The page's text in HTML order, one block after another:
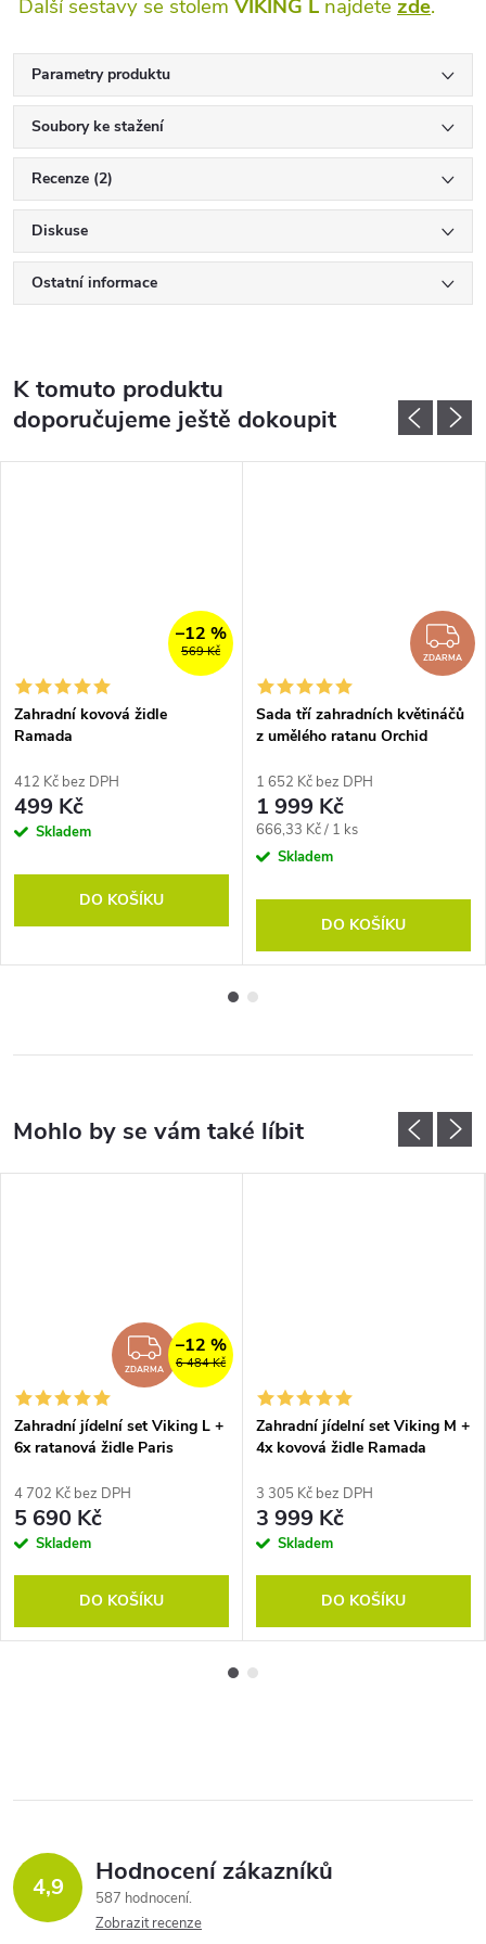
Další sestavy se stolem VIKING L najdete zde.
Parametry produktu
Soubory ke stažení
Recenze (2)
Diskuse
Ostatní informace
K tomuto produktu
doporučujeme ještě dokoupit
569 Kč
–12 %
Zahradní kovová židle
Ramada
412 Kč bez DPH
499 Kč
Skladem
DO KOŠÍKU
ZDARMA
Sada tří zahradních květináčů
z umělého ratanu Orchid
1 652 Kč bez DPH
1 999 Kč
Měrná
cena:
666,33 Kč / 1 ks
Skladem
DO KOŠÍKU
ZDARMA
ZDARMA 6 484 Kč
–12 %
Zahradní jídelní set Viking L +
6x ratanová židle Paris
4 702 Kč bez DPH
5 690 Kč
Skladem
DO KOŠÍKU
Zahradní jídelní set Viking M +
4x kovová židle Ramada
3 305 Kč bez DPH
3 999 Kč
Skladem
DO KOŠÍKU
4,9 Hodnocení zákazníků
587 hodnocení
Zobrazit recenze